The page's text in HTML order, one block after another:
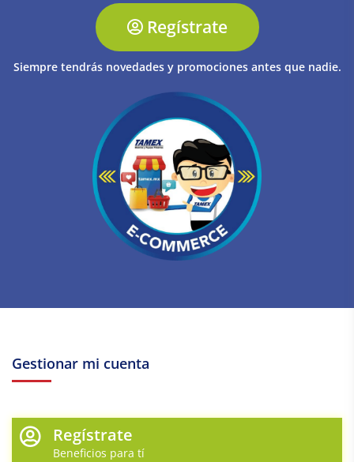
Regístrate
Siempre tendrás novedades y promociones antes que nadie.
Gestionar mi cuenta
Regístrate
Beneficios para tí